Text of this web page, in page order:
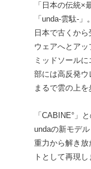
「日本の伝統×
「unda-雲駄-」。
日本で古くか
ウェアへとアッ
ミッドソール
部には高反発ウ
まるで雲の上を
「CABINE°」
undaの新モデル
重力から解き放
トとして再現し